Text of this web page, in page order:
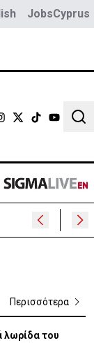
JobsCyprus
Περισσότερα
λωρίδα του